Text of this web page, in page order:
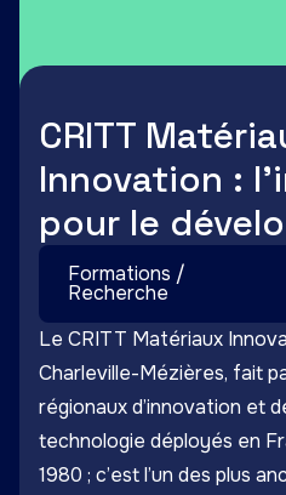
CRITT
Innovation :
pour le
Formations /
Recherche
Le CRITT Matériaux
Charleville-Mézières, fait
régionaux d’innovation et
technologie déployés en
1980 ; c’est l’un des plus